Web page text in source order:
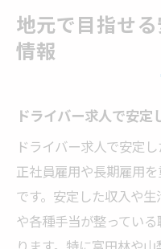
ドライバー求
ホワイトな職
イント
ドライバーと
紹介
運送業のドラ
地元で目指せ
情報
ドライバー求人で安
ドライバー求人で安定
正社員雇用や長期雇用
です。安定した収入や
や各種手当が整ってい